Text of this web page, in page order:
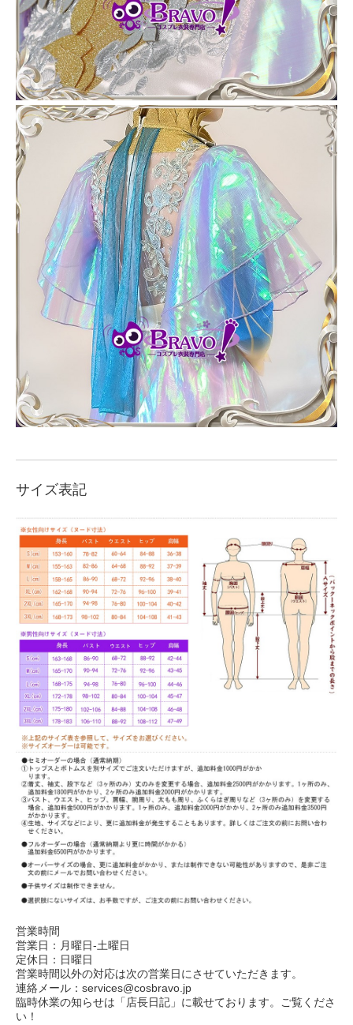
サイズ表記
営業時間
営業日：月曜日-土曜日
定休日：日曜日
営業時間以外の対応は次の営業日にさせていただきます。
連絡メール：services@cosbravo.jp
臨時休業の知らせは「店長日記」に載せております。ご覧くださ
い！